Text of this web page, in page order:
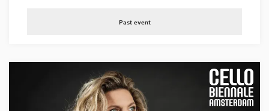
Past event